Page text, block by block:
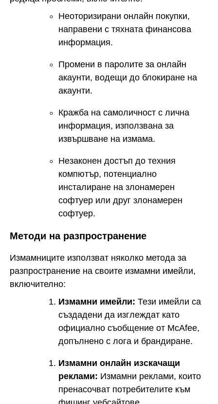
Неоторизирани онлайн покупки,
направени с тяхната финансова
информация.
Промени в паролите за онлайн
акаунти, водещи до блокиране на
акаунти.
Кражба на самоличност с лична
информация, използвана за
извършване на измама.
Незаконен достъп до техния
компютър, потенциално
инсталиране на злонамерен
софтуер или друг злонамерен
софтуер.
Методи на разпространение
Измамниците използват няколко метода за
разпространение на своите измамни имейли,
включително:
Измамни имейли: Тези имейли са
създадени да изглеждат като
официално съобщение от McAfee,
допълнено с лога и брандиране.
Измамни онлайн изскачащи
реклами: Измамни реклами, които
пренасочват потребителите към